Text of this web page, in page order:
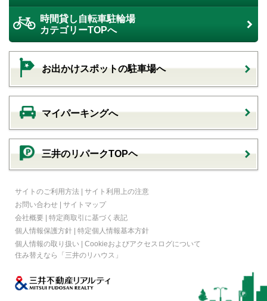
時間貸し自転車駐輪場
カテゴリーTOPへ
お出かけスポットの駐車場へ
マイパーキングへ
三井のリパークTOPヘ
サイトのご利用方法 | サイト利用上の注意
お問い合わせ | サイトマップ
会社概要 | 特定商取引に基づく表記
個人情報保護方針 | 特定個人情報基本方針
個人情報の取り扱い | Cookieおよびアクセスログについて
住み替えなら
「三井のリハウス」